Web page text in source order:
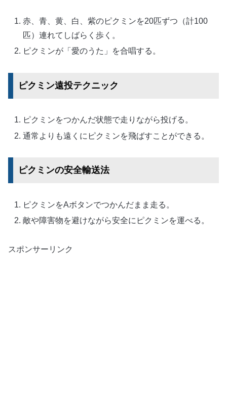
赤、青、黄、白、紫のピクミンを20匹ずつ（計100
匹）連れてしばらく歩く。
ピクミンが「愛のうた」を合唱する。
ピクミン遠投テクニック
ピクミンをつかんだ状態で走りながら投げる。
通常よりも遠くにピクミンを飛ばすことができる。
ピクミンの安全輸送法
ピクミンをAボタンでつかんだまま走る。
敵や障害物を避けながら安全にピクミンを運べる。
スポンサーリンク